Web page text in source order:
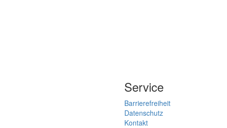
Service
Barrierefreiheit
Datenschutz
Kontakt